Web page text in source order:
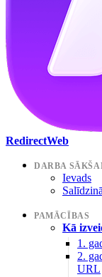
RedirectWeb
DARBA
Ievads
PAMĀCĪBAS
Kā
1.
2.
URL